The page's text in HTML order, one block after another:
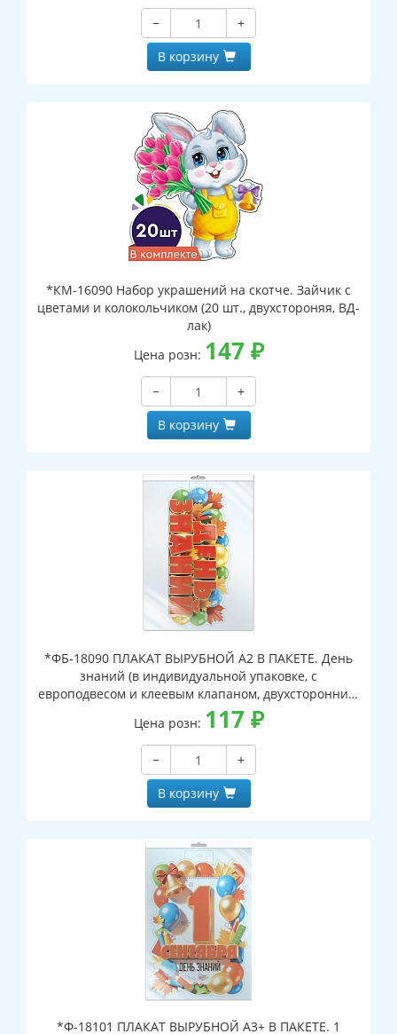
−
+
В корзину
*КМ-16090 Набор украшений на скотче. Зайчик с
цветами и колокольчиком (20 шт., двухстороняя, ВД-
лак)
Цена розн: 147 ₽
−
+
В корзину
*ФБ-18090 ПЛАКАТ ВЫРУБНОЙ А2 В ПАКЕТЕ. День
знаний (в индивидуальной упаковке, с
европодвесом и клеевым клапаном, двухсторонний,
ВД-лак)
Цена розн: 117 ₽
−
+
В корзину
*Ф-18101 ПЛАКАТ ВЫРУБНОЙ А3+ В ПАКЕТЕ. 1